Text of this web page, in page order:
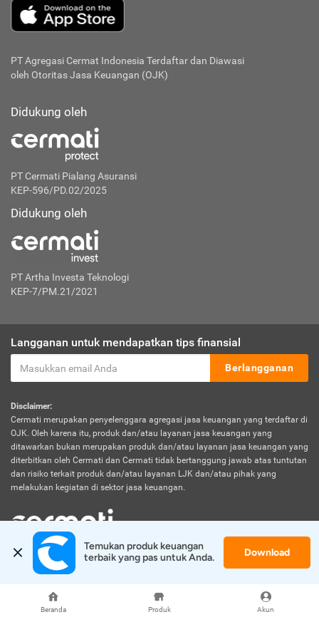
Beranda Produk Akun
PT Agregasi Cermat Indonesia Terdaftar dan Diawasi
oleh Otoritas Jasa Keuangan (OJK)
Didukung oleh
PT Cermati Pialang Asuransi
KEP-596/PD.02/2025
Didukung oleh
PT Artha Investa Teknologi
KEP-7/PM.21/2021
Langganan untuk mendapatkan tips finansial
Berlangganan
Disclaimer:
Cermati merupakan penyelenggara agregasi jasa keuangan yang terdaftar di
OJK. Oleh karena itu, produk dan/atau layanan jasa keuangan yang
ditawarkan bukan merupakan produk dan/atau layanan jasa keuangan yang
diterbitkan oleh Cermati dan Cermati tidak bertanggung jawab atas tuntutan
dan risiko terkait produk dan/atau layanan LJK dan/atau pihak yang
melakukan kegiatan di sektor jasa keuangan.
© 2026 Cermati. All Rights Reserved.
Temukan produk keuangan
terbaik yang pas untuk Anda.
Download